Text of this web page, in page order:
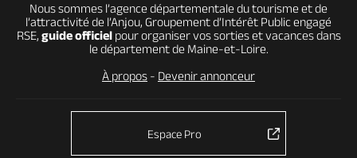
Nous sommes l’agence départementale du tourisme et de
l’attractivité de l’Anjou, Groupement d’Intérêt Public engagé
RSE, guide officielpour organiser vos sorties et vacances dans
le département de Maine-et-Loire.
À propos - Devenir annonceur
Espace Pro